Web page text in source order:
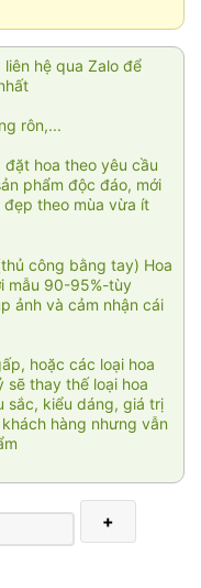
hệ qua Zalo để
rôn,...
hoa theo yêu cầu
phẩm độc đáo, mới
theo mùa vừa ít
công bằng tay) Hoa
mẫu 90-95%-tùy
ảnh và cảm nhận cái
hoặc các loại hoa
sẽ thay thế loại hoa
sắc, kiểu dáng, giá trị
hàng nhưng vẫn